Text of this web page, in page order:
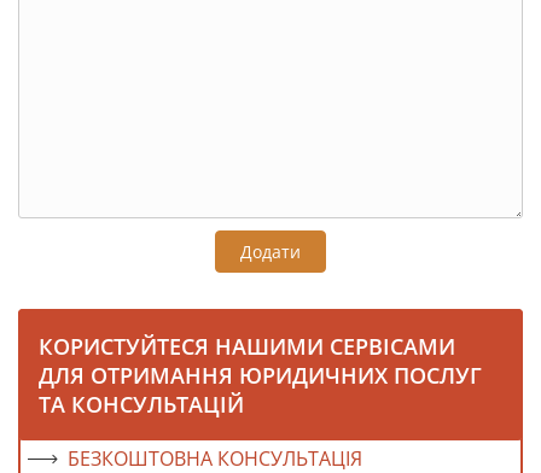
Додати
КОРИСТУЙТЕСЯ НАШИМИ СЕРВІСАМИ
ДЛЯ ОТРИМАННЯ ЮРИДИЧНИХ ПОСЛУГ
ТА КОНСУЛЬТАЦІЙ
БЕЗКОШТОВНА КОНСУЛЬТАЦІЯ